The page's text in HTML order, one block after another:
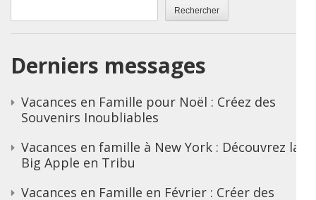
Rechercher
Derniers messages
Vacances en Famille pour Noël : Créez des
Souvenirs Inoubliables
Vacances en famille à New York : Découvrez la
Big Apple en Tribu
Vacances en Famille en Février : Créer des